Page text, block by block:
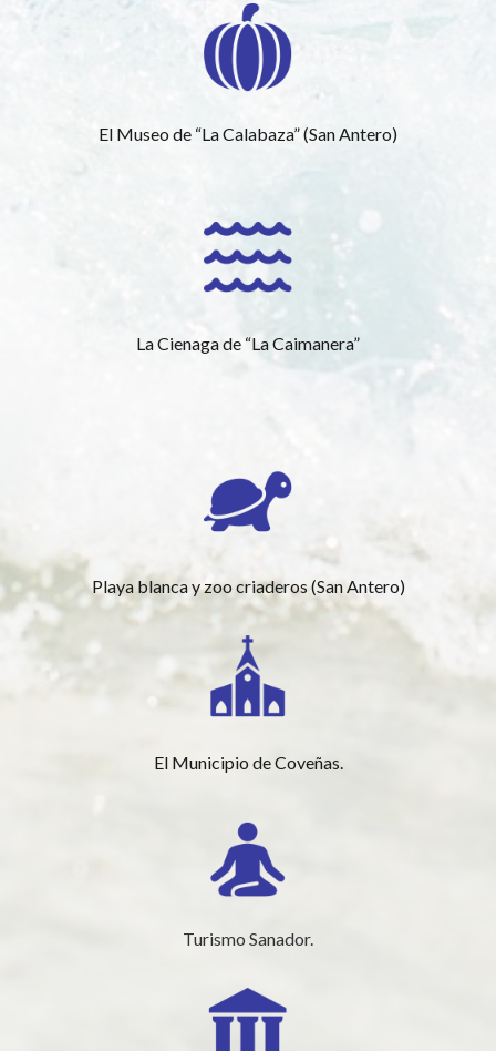
El Museo de “La Calabaza” (San Antero)
La Cienaga de “La Caimanera”
Playa blanca y zoo criaderos (San Antero)
El Municipio de Coveñas.
Turismo Sanador.